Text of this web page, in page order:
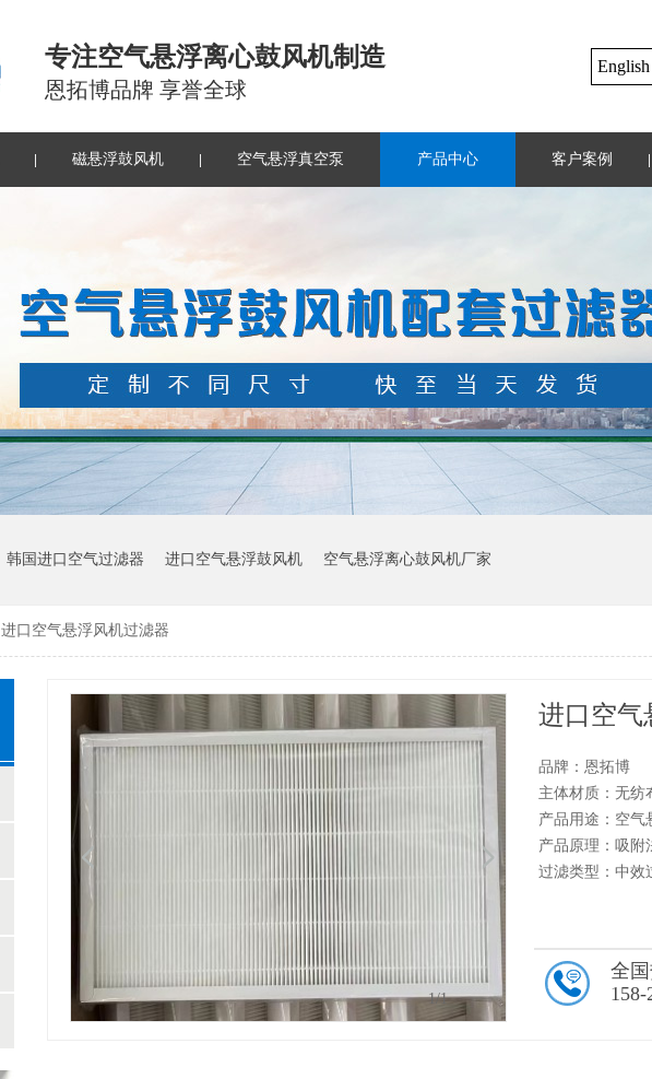
专注空气悬浮离心鼓风机制造
恩拓博品牌 享誉全球
English
磁悬浮鼓风机 空气悬浮真空泵 产品中心 客户案例
韩国进口空气过滤器 进口空气悬浮鼓风机 空气悬浮离心鼓风机厂家
进口空气悬浮风机过滤器
1/1
进口空气
品牌：恩拓博
主体材质：无纺
产品用途：空气
产品原理：吸
过滤类型：中效
全
158-